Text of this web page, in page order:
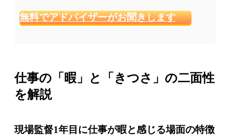
無料でアドバイザーがお聞きします
仕事の「暇」と「きつさ」の二面性
を解説
現場監督1年目に仕事が暇と感じる場面の特徴